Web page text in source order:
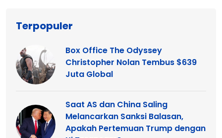
Terpopuler
Box Office The Odyssey
Christopher Nolan Tembus $639
Juta Global
Saat AS dan China Saling
Melancarkan Sanksi Balasan,
Apakah Pertemuan Trump dengan